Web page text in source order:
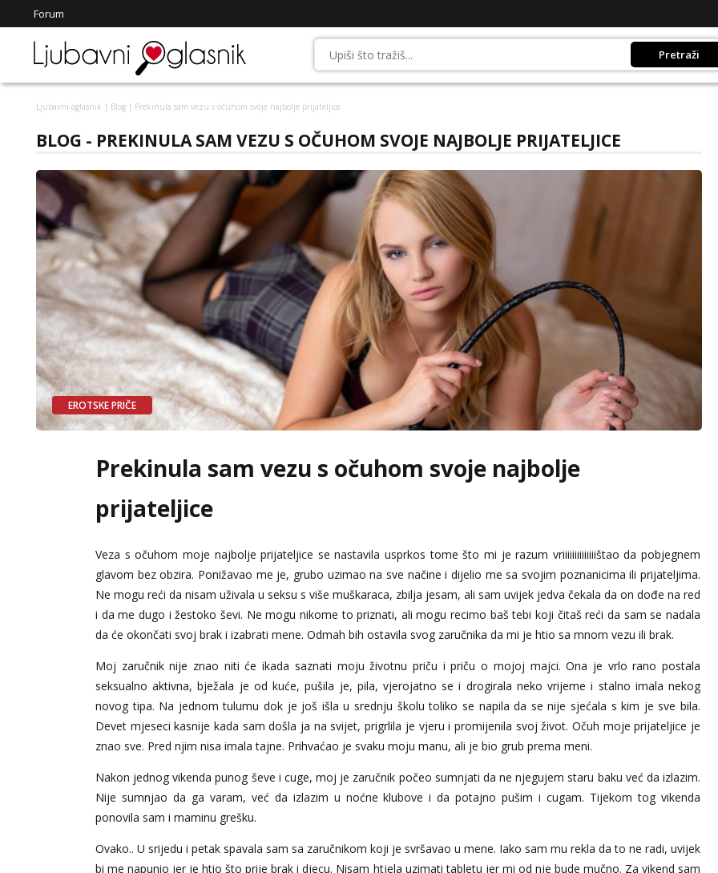
Forum
Pretraži
Ljubavni oglasnik | Blog | Prekinula sam vezu s očuhom svoje najbolje prijateljice
BLOG - PREKINULA SAM VEZU S OČUHOM SVOJE NAJBOLJE PRIJATELJICE
EROTSKE PRIČE
Prekinula sam vezu s očuhom svoje najbolje
prijateljice
Veza s očuhom moje najbolje prijateljice se nastavila usprkos tome što mi je razum vriiiiiiiiiiiiiištao da pobjegnem
glavom bez obzira. Ponižavao me je, grubo uzimao na sve načine i dijelio me sa svojim poznanicima ili prijateljima.
Ne mogu reći da nisam uživala u seksu s više muškaraca, zbilja jesam, ali sam uvijek jedva čekala da on dođe na red
i da me dugo i žestoko ševi. Ne mogu nikome to priznati, ali mogu recimo baš tebi koji čitaš reći da sam se nadala
da će okončati svoj brak i izabrati mene. Odmah bih ostavila svog zaručnika da mi je htio sa mnom vezu ili brak.
Moj zaručnik nije znao niti će ikada saznati moju životnu priču i priču o mojoj majci. Ona je vrlo rano postala
seksualno aktivna, bježala je od kuće, pušila je, pila, vjerojatno se i drogirala neko vrijeme i stalno imala nekog
novog tipa. Na jednom tulumu dok je još išla u srednju školu toliko se napila da se nije sjećala s kim je sve bila.
Devet mjeseci kasnije kada sam došla ja na svijet, prigrlila je vjeru i promijenila svoj život. Očuh moje prijateljice je
znao sve. Pred njim nisa imala tajne. Prihvaćao je svaku moju manu, ali je bio grub prema meni.
Nakon jednog vikenda punog ševe i cuge, moj je zaručnik počeo sumnjati da ne njegujem staru baku već da izlazim.
Nije sumnjao da ga varam, već da izlazim u noćne klubove i da potajno pušim i cugam. Tijekom tog vikenda
ponovila sam i maminu grešku.
Ovako.. U srijedu i petak spavala sam sa zaručnikom koji je svršavao u mene. Iako sam mu rekla da to ne radi, uvijek
bi me napunio jer je htio što prije brak i djecu. Nisam htjela uzimati tabletu jer mi od nje bude mučno. Za vikend sam